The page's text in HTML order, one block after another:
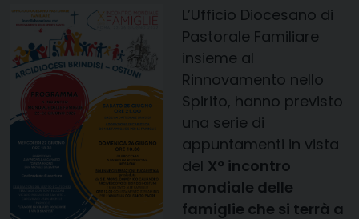
L’Ufficio Diocesano di
Pastorale Familiare
insieme al
Rinnovamento nello
Spirito, hanno previsto
una serie di
appuntamenti in vista
del X° incontro
mondiale delle
famiglie che si terrà a